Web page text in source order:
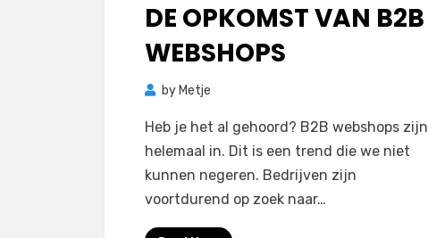
DE OPKOMST VAN B2B
WEBSHOPS
by Metje
Heb je het al gehoord? B2B webshops zijn
helemaal in. Dit is een trend die we niet
kunnen negeren. Bedrijven zijn
voortdurend op zoek naar…